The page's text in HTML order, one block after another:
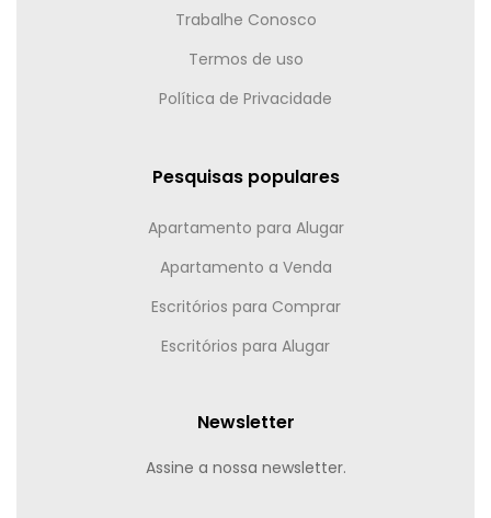
Trabalhe Conosco
Termos de uso
Política de Privacidade
Pesquisas populares
Apartamento para Alugar
Apartamento a Venda
Escritórios para Comprar
Escritórios para Alugar
Newsletter
Assine a nossa newsletter.